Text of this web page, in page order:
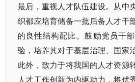
最后，重视人才队伍建设。从中
织都应培育储备一批后备人才干
的良性结构配比。鼓励党员干
验，培养其对于基层治理、国家
此外，致力于将我国的人才资源
人才工作创新为内驱动力，将优